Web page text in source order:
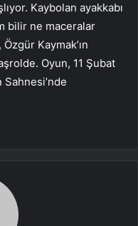
Kaybolan ayakkabı
bilir ne maceralar
Özgür Kaymak’ın
Oyun, 11 Şubat